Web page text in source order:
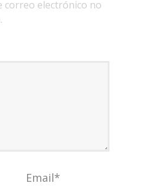
correo electrónico no
Email*